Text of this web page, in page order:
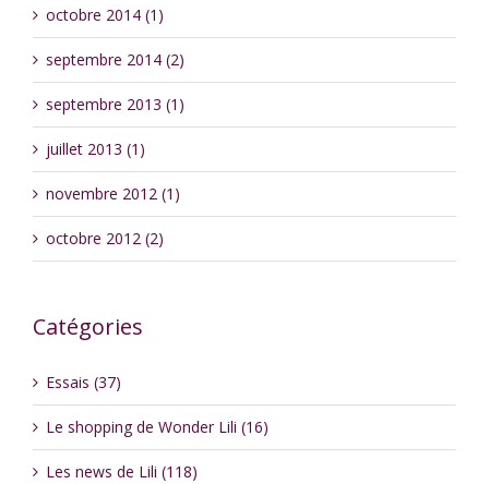
octobre 2014 (1)
septembre 2014 (2)
septembre 2013 (1)
juillet 2013 (1)
novembre 2012 (1)
octobre 2012 (2)
Catégories
Essais (37)
Le shopping de Wonder Lili (16)
Les news de Lili (118)